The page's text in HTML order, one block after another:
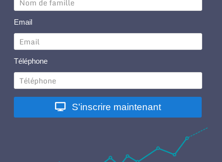
Email
Téléphone
S'inscrire maintenant